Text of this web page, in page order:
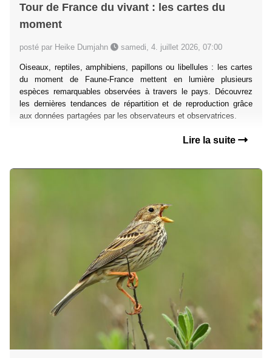
Tour de France du vivant : les cartes du
moment
posté par Heike Dumjahn samedi, 4. juillet 2026, 07:00
Oiseaux, reptiles, amphibiens, papillons ou libellules : les cartes
du moment de Faune-France mettent en lumière plusieurs
espèces remarquables observées à travers le pays. Découvrez
les dernières tendances de répartition et de reproduction grâce
aux données partagées par les observateurs et observatrices.
Lire la suite